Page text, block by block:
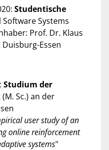
Studentische
Systems
Prof. Dr. Klaus
Essen
Studium der
(M. Sc.) an der
user study of an
online reinforcement
systems"